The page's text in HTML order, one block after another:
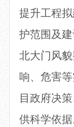
提升工程
护范围及
北大门风
响、危害
目政府决
供科学依据